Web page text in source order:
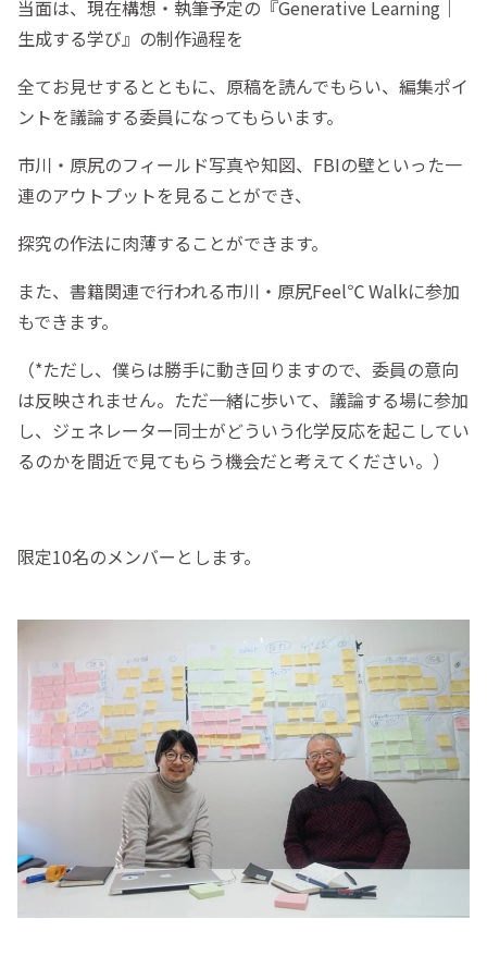
当面は、現在構想・執筆予定の『Generative Learning｜
生成する学び』の制作過程を
全てお見せするとともに、原稿を読んでもらい、編集ポイ
ントを議論する委員になってもらいます。
市川・原尻のフィールド写真や知図、FBIの壁といった一
連のアウトプットを見ることができ、
探究の作法に肉薄することができます。
また、書籍関連で行われる市川・原尻Feel℃ Walkに参加
もできます。
（*ただし、僕らは勝手に動き回りますので、委員の意向
は反映されません。ただ一緒に歩いて、議論する場に参加
し、ジェネレーター同士がどういう化学反応を起こしてい
るのかを間近で見てもらう機会だと考えてください。）
限定10名のメンバーとします。